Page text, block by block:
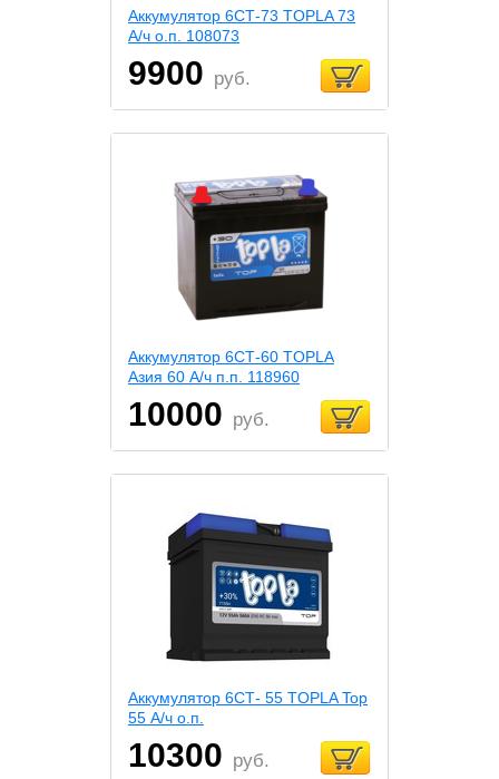
Аккумулятор 6СТ-73 TOPLA 73
А/ч о.п. 108073
9900 руб.
Аккумулятор 6СТ-60 TOPLA
Азия 60 А/ч п.п. 118960
10000 руб.
Аккумулятор 6СТ- 55 TOPLA Top
55 А/ч о.п.
10300 руб.